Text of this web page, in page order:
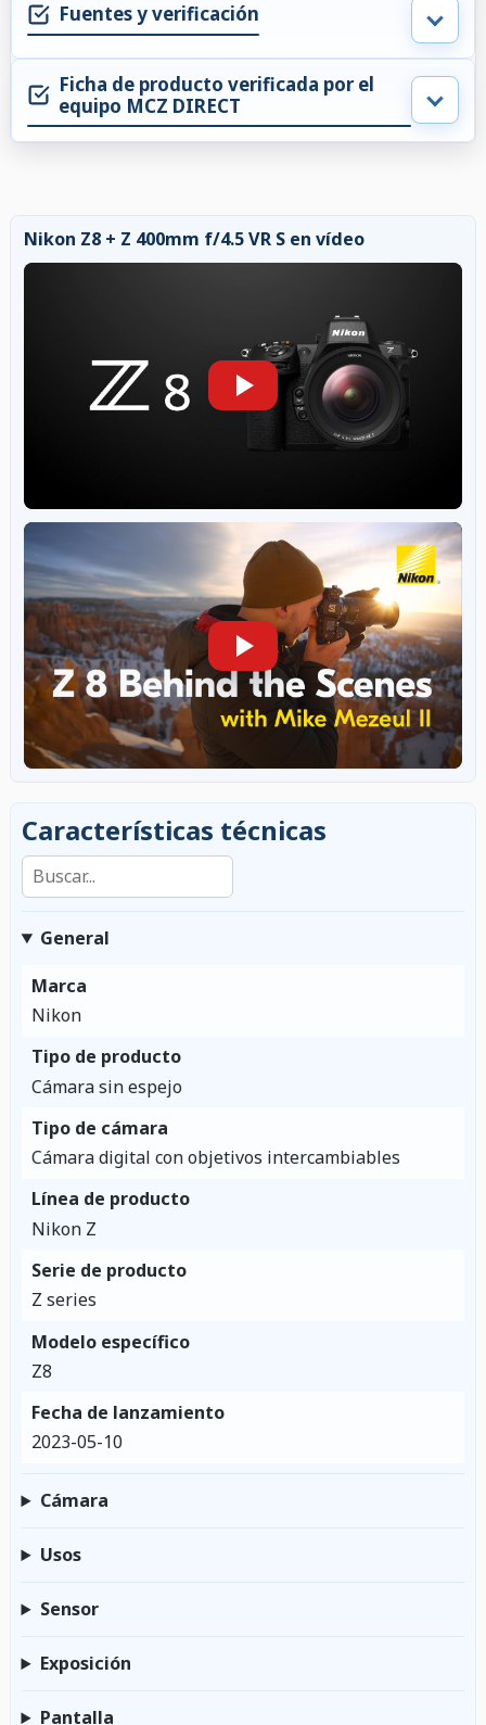
Fuentes y verificación
Ficha de producto verificada por el
equipo MCZ DIRECT
Nikon Z8 + Z 400mm f/4.5 VR S en vídeo
Características técnicas
Buscar en las características
General
Marca
Nikon
Tipo de producto
Cámara sin espejo
Tipo de cámara
Cámara digital con objetivos intercambiables
Línea de producto
Nikon Z
Serie de producto
Z series
Modelo específico
Z8
Fecha de lanzamiento
2023-05-10
Cámara
Usos
Sensor
Exposición
Pantalla